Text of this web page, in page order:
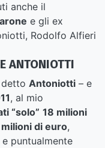
anche il
e gli ex
Rodolfo Alfieri
ANTONIOTTI
detto Antoniotti – e
, al mio
“solo” 18 milioni
di euro,
puntualmente